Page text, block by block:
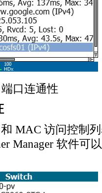
口连通性
MAC 访问控制
Manager 软件可